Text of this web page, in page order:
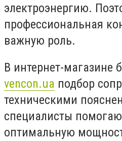
электроэнергию.
профессиональная
важную роль.
В интернет-магазине
vencon.ua подбор
техническими
специалисты
оптимальную